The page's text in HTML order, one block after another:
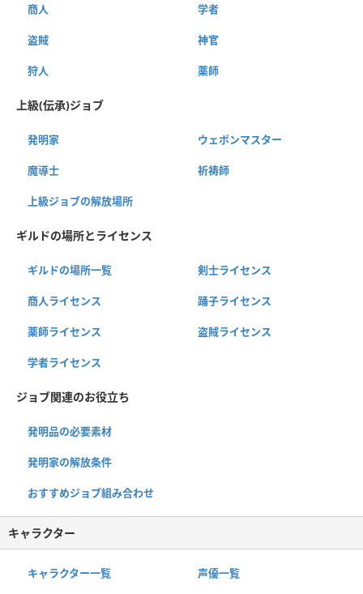
商人 学者
盗賊 神官
狩人 薬師
上級(伝承)ジョブ
発明家 ウェポンマスター
魔導士 祈祷師
上級ジョブの解放場所
ギルドの場所とライセンス
ギルドの場所一覧 剣士ライセンス
商人ライセンス 踊子ライセンス
薬師ライセンス 盗賊ライセンス
学者ライセンス
ジョブ関連のお役立ち
発明品の必要素材
発明家の解放条件
おすすめジョブ組み合わせ
キャラクター
キャラクター一覧 声優一覧